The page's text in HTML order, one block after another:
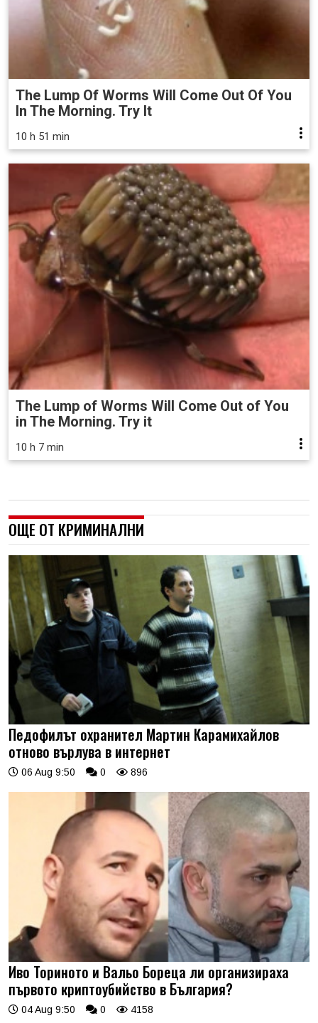
The Lump Of Worms Will Come Out Of You
In The Morning. Try It
10 h 51 min
The Lump of Worms Will Come Out of You
in The Morning. Try it
10 h 7 min
ОЩЕ ОТ КРИМИНАЛНИ
Педофилът охранител Мартин Карамихайлов
отново върлува в интернет
06 Aug 9:50 0 896
Иво Ториното и Вальо Бореца ли организираха
първото криптоубийство в България?
04 Aug 9:50 0 4158